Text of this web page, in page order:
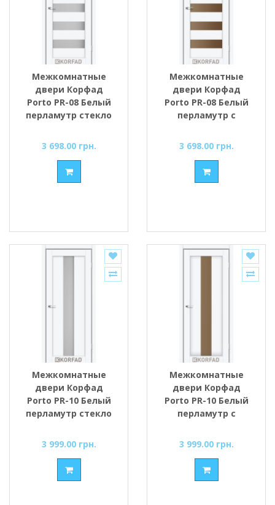
Межкомнатные
двери Корфад
Porto PR-08 Белый
перламутр стекло
3 698.00 грн.
Межкомнатные
двери Корфад
Porto PR-08 Белый
перламутр с
стеклом
3 698.00 грн.
Межкомнатные
двери Корфад
Porto PR-10 Белый
перламутр стекло
3 999.00 грн.
Межкомнатные
двери Корфад
Porto PR-10 Белый
перламутр с
стеклом
3 999.00 грн.